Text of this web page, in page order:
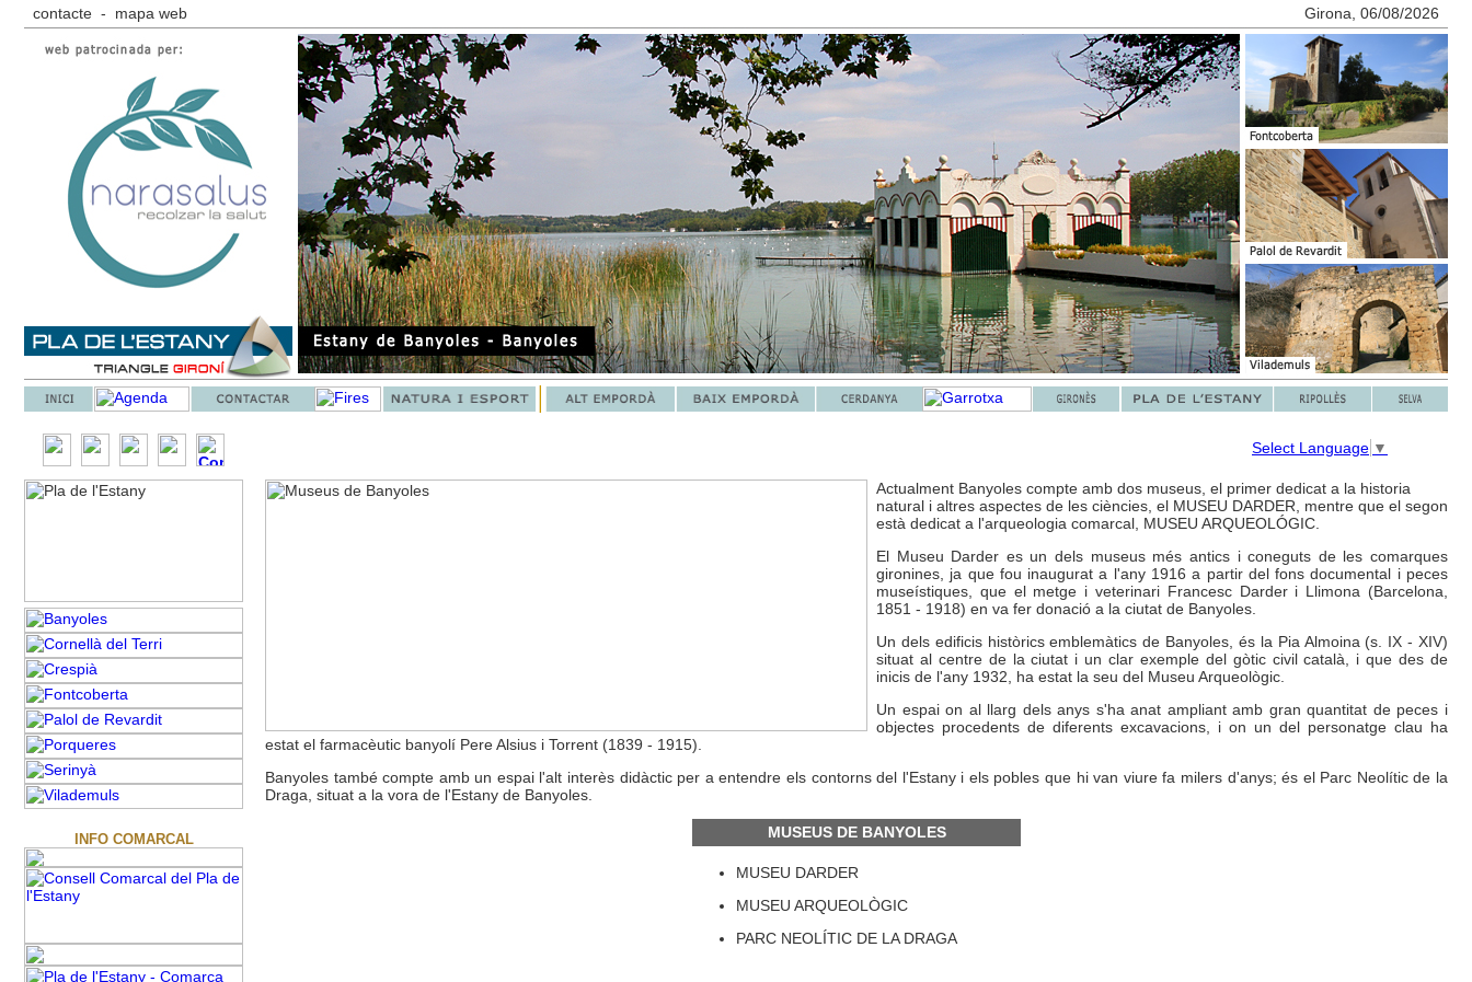
contacte - mapa web Girona, 06/08/2026
Select Language ▼
INFO COMARCAL
Actualment Banyoles compte amb dos museus, el primer dedicat a la historia
natural i altres aspectes de les ciències, el MUSEU DARDER, mentre que el segon
està dedicat a l'arqueologia comarcal, MUSEU ARQUEOLÓGIC.
El Museu Darder es un dels museus més antics i coneguts de les comarques
gironines, ja que fou inaugurat a l'any 1916 a partir del fons documental i peces
museístiques, que el metge i veterinari Francesc Darder i Llimona (Barcelona,
1851 - 1918) en va fer donació a la ciutat de Banyoles.
Un dels edificis històrics emblemàtics de Banyoles, és la Pia Almoina (s. IX - XIV)
situat al centre de la ciutat i un clar exemple del gòtic civil català, i que des de
inicis de l'any 1932, ha estat la seu del Museu Arqueològic.
Un espai on al llarg dels anys s'ha anat ampliant amb gran quantitat de peces i
objectes procedents de diferents excavacions, i on un del personatge clau ha
estat el farmacèutic banyolí Pere Alsius i Torrent (1839 - 1915).
Banyoles també compte amb un espai l'alt interès didàctic per a entendre els contorns del l'Estany i els pobles que hi van viure fa milers d'anys; és el Parc Neolític de la
Draga, situat a la vora de l'Estany de Banyoles.
MUSEUS DE BANYOLES
MUSEU DARDER
MUSEU ARQUEOLÒGIC
PARC NEOLÍTIC DE LA DRAGA